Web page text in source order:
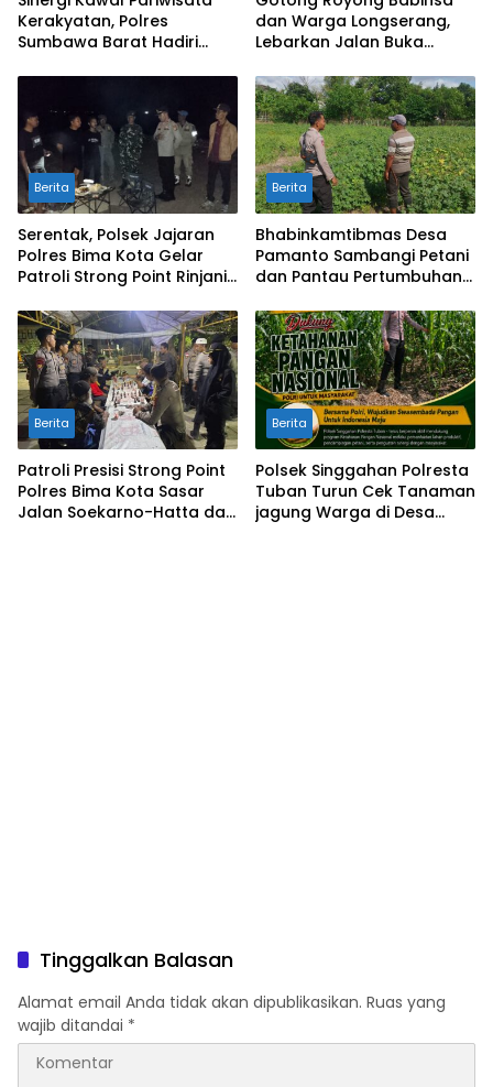
Kerakyatan, Polres
Sumbawa Barat Hadiri
Sharing Pengelolaan
Pariwisata Bendungan Tiu
Suntuk”
dan Warga Longserang,
Lebarkan Jalan Buka
Berita
Serentak, Polsek Jajaran
Polres Bima Kota Gelar
Patroli Strong Point Rinjani
Berita
Bhabinkamtibmas Desa
Pamanto Sambangi Petani
dan Pantau Pertumbuhan
Berita
Patroli Presisi Strong Point
Polres Bima Kota Sasar
Jalan Soekarno-Hatta dan
Berita
Polsek Singgahan Polresta
Tuban Turun Cek Tanaman
jagung Warga di Desa
Tinggalkan Balasan
Alamat email Anda tidak akan dipublikasikan. Ruas yang
wajib ditandai *